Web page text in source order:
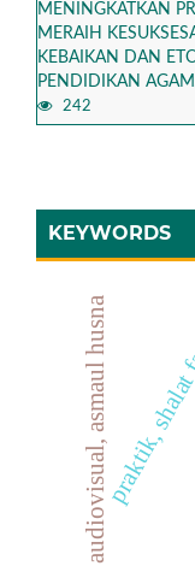
MENINGKATKAN
MERAIH
KEBAIKAN DAN
PENDIDIKAN
242
KEYWORDS
praktik,
audiovisual, asmaul husna